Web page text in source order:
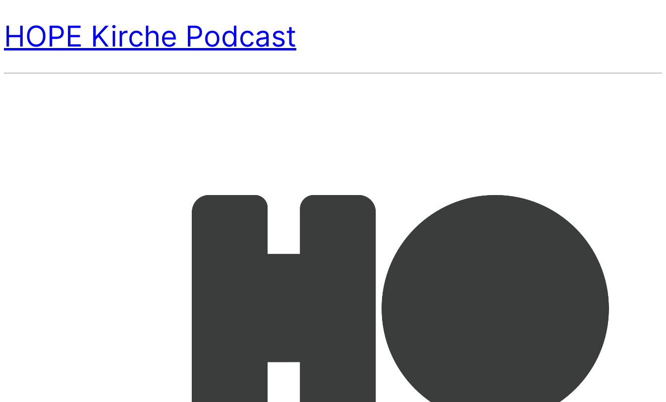
HOPE Kirche Podcast